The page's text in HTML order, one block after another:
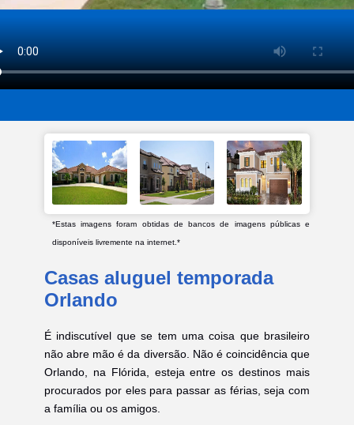
*Estas imagens foram obtidas de bancos de imagens públicas e
disponíveis livremente na internet.*
Casas aluguel temporada
Orlando
É indiscutível que se tem uma coisa que brasileiro
não abre mão é da diversão. Não é coincidência que
Orlando, na Flórida, esteja entre os destinos mais
procurados por eles para passar as férias, seja com
a família ou os amigos.